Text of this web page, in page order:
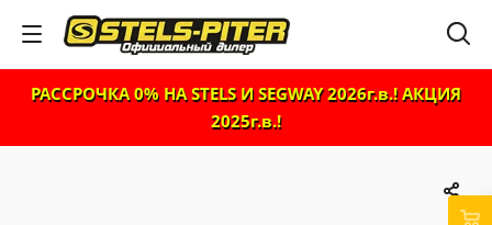
РАССРОЧКА 0% НА STELS И SEGWAY 2026г.в.! АКЦИЯ
2025г.в.!